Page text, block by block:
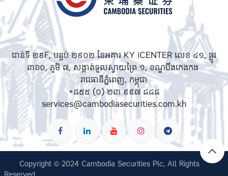
ជាន់ទី ២៩F, បន្ទប់ ២៩០២ នៃអគារ KY iCENTER លេខ ៤១, ផ្លូវ
៣៦០, ភូមិ ៧, សង្កាត់ទួលស្វាយព្រៃ ១, ខណ្ឌបឹងកេងកង
រាជធានីភ្នំពេញ, កម្ពុជា
+៨៥៥ (០) ២៣ ៩៩៧ ៨៨៨
services@cambodiasecurities.com.kh
Copyright © 2024 Cambodia Securities Plc, All Rights